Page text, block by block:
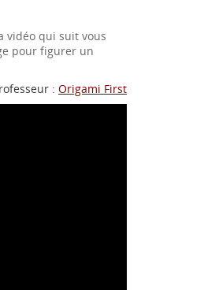
vidéo qui suit vous
pour figurer un
: Origami First